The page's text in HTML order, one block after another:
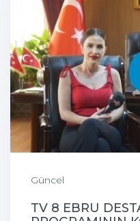
Güncel
TV 8 EBRU